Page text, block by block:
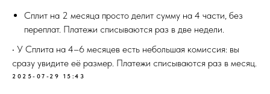
Сплит на 2 месяца просто делит сумму на 4 части, без
переплат. Платежи списываются раз в две недели.
• У Сплита на 4–6 месяцев есть небольшая комиссия: вы
сразу увидите её размер. Платежи списываются раз в месяц.
2025-07-29 15:43